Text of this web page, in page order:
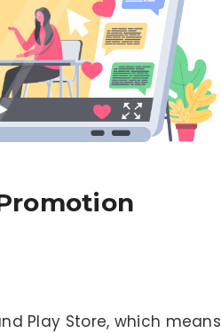
Play Store, which means